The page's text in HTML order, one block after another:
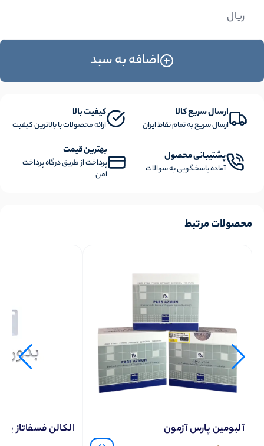
ریال
اضافه به سبد
ارسال سریع کالا
ارسال سریع به تمام نقاط ایران
کیفیت بالا
ارائه محصولات با بالاترین کیفیت
پشتیبانی محصول
آماده پاسخگویی به سوالات
بهترین قیمت
پرداخت از طریق درگاه پرداخت
امن
محصولات مرتبط
آلبومین پارس آزمون الکالن فسفاتاز